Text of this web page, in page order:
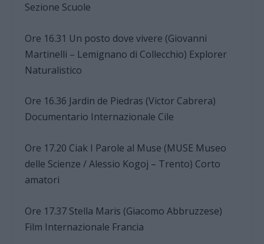
Sezione Scuole
Ore 16.31 Un posto dove vivere (Giovanni
Martinelli – Lemignano di Collecchio) Explorer
Naturalistico
Ore 16.36 Jardin de Piedras (Victor Cabrera)
Documentario Internazionale Cile
Ore 17.20 Ciak I Parole al Muse (MUSE Museo
delle Scienze / Alessio Kogoj – Trento) Corto
amatori
Ore 17.37 Stella Maris (Giacomo Abbruzzese)
Film Internazionale Francia